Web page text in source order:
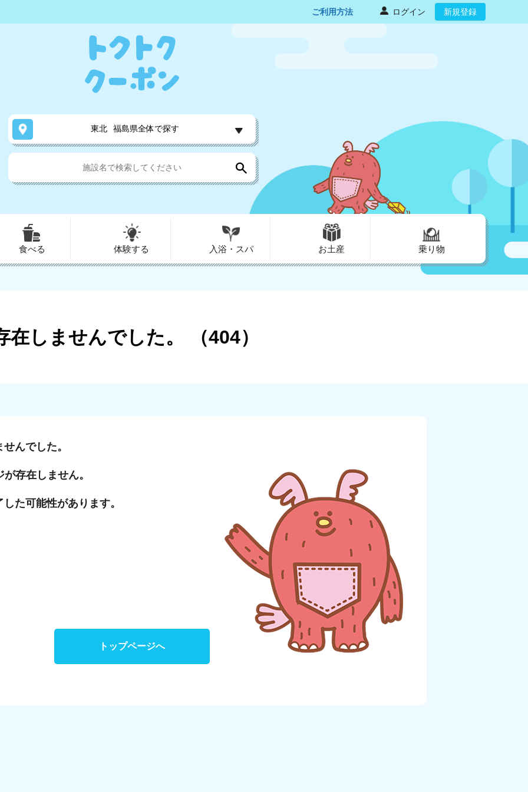
ご利用方法 ログイン 新規登録
東北 福島県全体で探す
食べる 体験する 入浴・スパ お土産 乗り物
しませんでした。 （404）
んでした。
存在しません。
た可能性があります。
トップページへ